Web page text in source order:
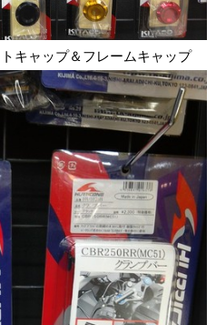
キャップ＆フレームキャップ